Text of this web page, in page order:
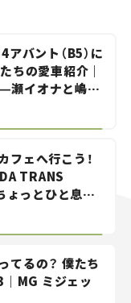
バント（B5）に
ちの愛車紹介｜
瀬イオナと嶋田
ざっくばらんば
フェへ行こう！
TRANS
ょっとひと息。
クルマでどうす
てるの？ 僕たち
MG ミジェッ